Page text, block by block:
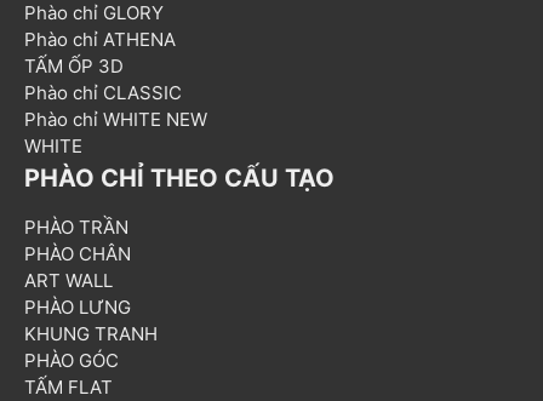
Phào chỉ GLORY
Phào chỉ ATHENA
TẤM ỐP 3D
Phào chỉ CLASSIC
Phào chỉ WHITE NEW
WHITE
PHÀO CHỈ THEO CẤU TẠO
PHÀO TRẦN
PHÀO CHÂN
ART WALL
PHÀO LƯNG
KHUNG TRANH
PHÀO GÓC
TẤM FLAT